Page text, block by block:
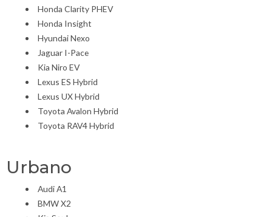
Honda Clarity PHEV
Honda Insight
Hyundai Nexo
Jaguar I-Pace
Kia Niro EV
Lexus ES Hybrid
Lexus UX Hybrid
Toyota Avalon Hybrid
Toyota RAV4 Hybrid
Urbano
Audi A1
BMW X2